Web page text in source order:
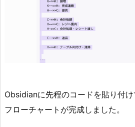
Obsidianに先程のコードを貼り付
フローチャートが完成しました。